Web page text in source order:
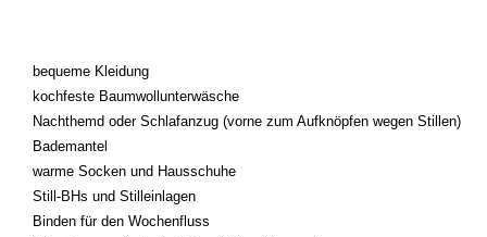
bequeme Kleidung
kochfeste Baumwollunterwäsche
Nachthemd oder Schlafanzug (vorne zum Aufknöpfen wegen Stillen)
Bademantel
warme Socken und Hausschuhe
Still-BHs und Stilleinlagen
Binden für den Wochenfluss